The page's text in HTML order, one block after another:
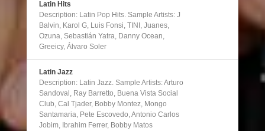
Latin Hits
Description: Latin Pop Hits. Sample Artists: J
Balvin, Karol G, Luis Fonsi, TINI, Juanes,
Ozuna, Sebastián Yatra, Danny Ocean,
Greeicy, Álvaro Soler
Latin Jazz
Description: Latin Jazz. Sample Artists: Arturo
Sandoval, Ray Barretto, Buena Vista Social
Club, Cal Tjader, Bobby Montez, Mongo
Santamaria, Pete Escovedo, Antonio Carlos
Jobim, Ibrahim Ferrer, Bobby Matos